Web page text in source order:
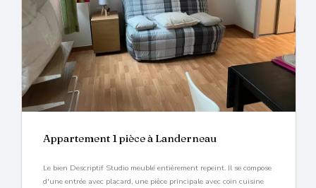
Appartement 1 pièce à Landerneau
Le bien Descriptif Studio meublé entièrement repeint. Il se compose
d'une entrée avec placard, une pièce principale avec coin cuisine